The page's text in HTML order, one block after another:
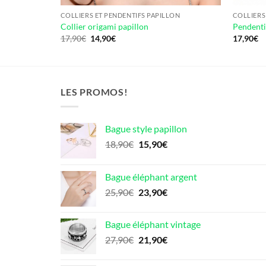
COLLIERS ET PENDENTIFS PAPILLON
Collier origami papillon
17,90€ Le
prix
14,90€Le
17,90€
LES PROMOS!
Bague style papillon
18,90€ Le
était :
18,90€.
15,90€Le
est :
15,90€.
Bague éléphant argent
25,90€ Le
était :
25,90€.
23,90€Le
est :
23,90€.
Bague éléphant vintage
27,90€ Le
21,90€Le